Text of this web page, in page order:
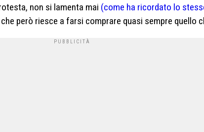
non si lamenta mai (come ha ricordato lo
però riesce a farsi comprare quasi sempre quello